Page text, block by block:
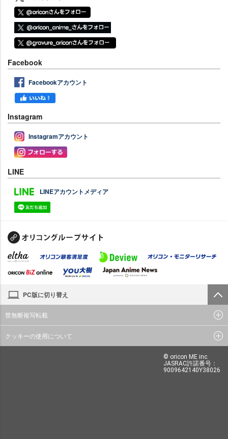
Facebook
Facebookアカウント
Instagram
Instagramアカウント
LINE
LINEアカウントメディア
PC版に切り替え
禁無断複写転載
クッキーの使用について
© oricon ME inc.
JASRAC許諾番号：
9009642140Y38026